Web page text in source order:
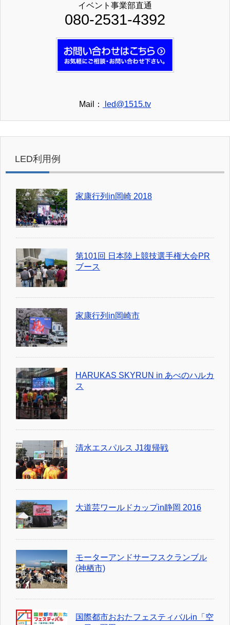
イベント事業部直通
080-2531-4392
Mail： led@1515.tv
LED利用例
家康行列in岡崎 2018
第101回 日本陸上競技選手権大会PR
ブース
家康行列in岡崎市
HARUKAS SKYRUN in あべのハルカ
ス
清水エスパルス J1復帰戦
大道芸ワールドカップin静岡 2016
モーターアンドサーフスクランブル
(神栖市)
国際都市おおたフェスティバルin「空